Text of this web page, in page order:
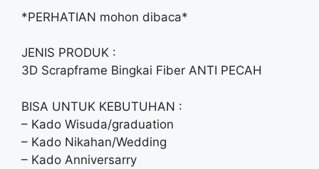
*PERHATIAN mohon dibaca*
JENIS PRODUK :
3D Scrapframe Bingkai Fiber ANTI PECAH
BISA UNTUK KEBUTUHAN :
– Kado Wisuda/graduation
– Kado Nikahan/Wedding
– Kado Anniversarry